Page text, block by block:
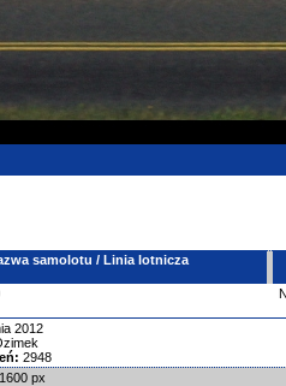
samolotu / Linia lotnicza
2012
2948
1600 px